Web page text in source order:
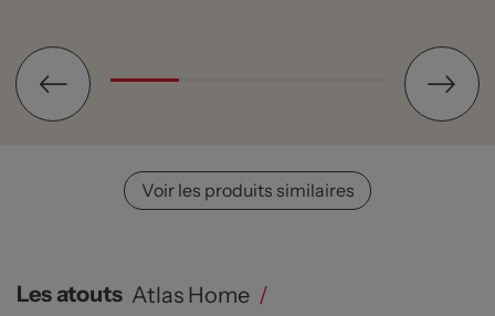
Voir les produits similaires
Les atouts Atlas Home /